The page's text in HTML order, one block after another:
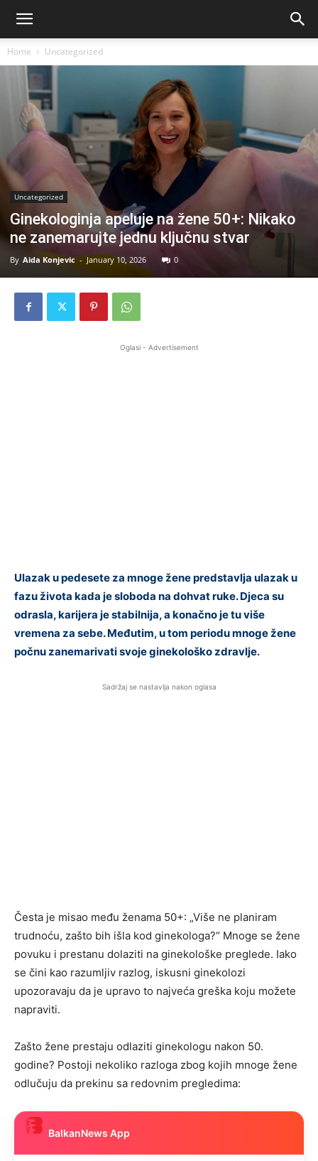
Home Uncategorized
Uncategorized
Ginekologinja apeluje na žene 50+: Nikako
ne zanemarujte jednu ključnu stvar
By Aida Konjevic - January 10, 2026 0
Oglasi - Advertisement
Ulazak u pedesete za mnoge žene predstavlja ulazak u
fazu života kada je sloboda na dohvat ruke. Djeca su
odrasla, karijera je stabilnija, a konačno je tu više
vremena za sebe. Međutim, u tom periodu mnoge žene
počnu zanemarivati svoje ginekološko zdravlje.
Sadržaj se nastavlja nakon oglasa
Česta je misao među ženama 50+: „Više ne planiram
trudnoću, zašto bih išla kod ginekologa?“ Mnoge se žene
povuku i prestanu dolaziti na ginekološke preglede. Iako
se čini kao razumljiv razlog, iskusni ginekolozi
upozoravaju da je upravo to najveća greška koju možete
napraviti.
Zašto žene prestaju odlaziti ginekologu nakon 50.
godine? Postoji nekoliko razloga zbog kojih mnoge žene
odlučuju da prekinu sa redovnim pregledima:
BalkanNews App